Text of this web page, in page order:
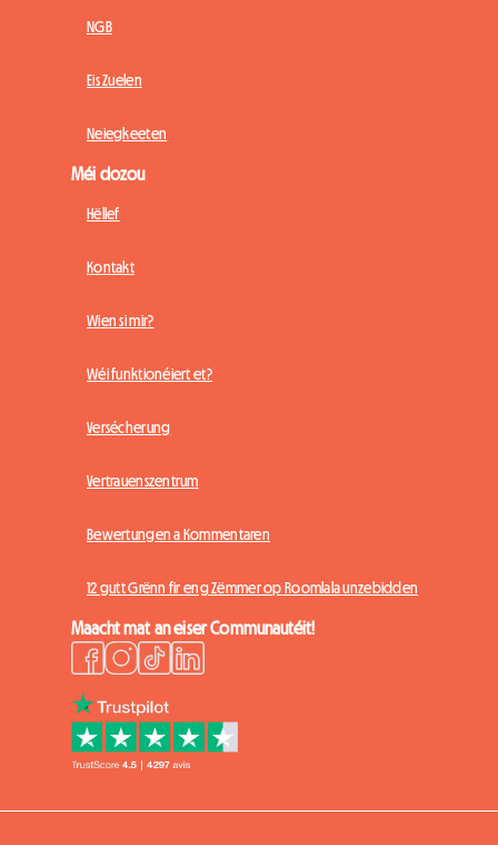
NGB
Eis Zuelen
Neiegkeeten
Méi dozou
Hëllef
Kontakt
Wien si mir?
Wéi funktionéiert et?
Versécherung
Vertrauenszentrum
Bewertungen a Kommentaren
12 gutt Grënn fir eng Zëmmer op Roomlala unzebidden
Maacht mat an eiser Communautéit!